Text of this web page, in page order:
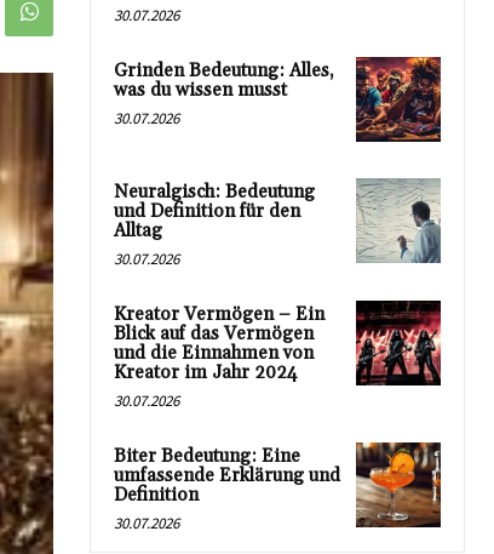
30.07.2026
Grinden Bedeutung: Alles,
was du wissen musst
30.07.2026
Neuralgisch: Bedeutung
und Definition für den
Alltag
30.07.2026
Kreator Vermögen – Ein
Blick auf das Vermögen
und die Einnahmen von
Kreator im Jahr 2024
30.07.2026
Biter Bedeutung: Eine
umfassende Erklärung und
Definition
30.07.2026